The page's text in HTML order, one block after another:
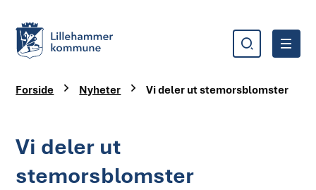
Søk Meny
Du er her:
Forside Nyheter Vi deler ut stemorsblomster
Vi deler ut
stemorsblomster